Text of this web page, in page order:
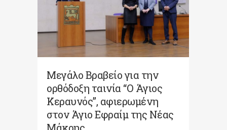
Μεγάλο Βραβείο για την
ορθόδοξη ταινία “Ο Άγιος
Κεραυνός”, αφιερωμένη
στον Άγιο Εφραίμ της Νέας